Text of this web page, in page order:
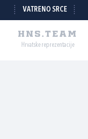
VATRENO SRCE
HNS.TEAM
Hrvatske reprezentacije